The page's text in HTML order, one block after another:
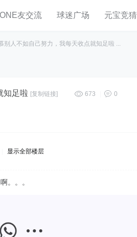
ONE友交流 球迷广场 元宝竞猜
别人不如自己努力，我每天收点就知足啦 ...
知足啦 [复制链接] 673 0
显示全部楼层
。。。